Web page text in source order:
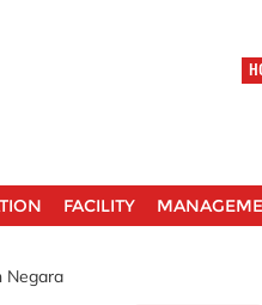
FACILITY
Negara